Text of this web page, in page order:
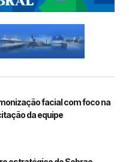
facial com foco na
da equipe